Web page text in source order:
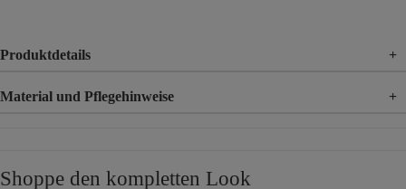
Produktdetails +
Material und Pflegehinweise +
Shoppe den kompletten Look